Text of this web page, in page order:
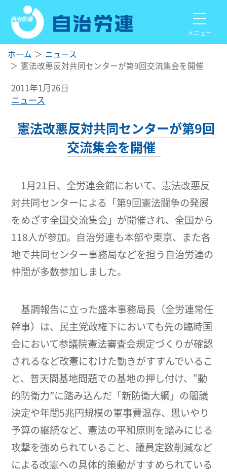
メニュー
ホーム
ニュース
憲法改悪反対共同センターが第9回交流集会を開催
2011年1月26日
ニュース
憲法改悪反対共同センターが第9回
交流集会を開催
1月21日、全労連会館において、憲法改悪反
対共同センターによる「第9回憲法闘争の発展
をめざす全国交流集会」が開催され、全国から
118人が参加。自治労連も本部や東京、また各
地で共同センター事務局などを担う自治労連の
仲間が多数参加しました。
基調報告に立った盛本事務局長（全労連常任
幹事）は、民主党政権下においても先の臨時国
会において参議院憲法審査会規定づくりが確認
されるなど改憲にむけた動きがすすんでいるこ
と、普天間基地問題での基地の押し付け、“動
的防衛力”に踏み込んだ「新防衛大綱」の閣議
決定や年間5兆円規模の軍事費温存、思いやり
予算の継続など、憲法の平和原則を踏みにじる
攻撃を強められていること、議員定数削減など
による改憲への具体的策動がすすめられている